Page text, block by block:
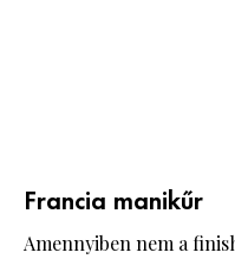
Francia manikűr
Amennyiben nem a